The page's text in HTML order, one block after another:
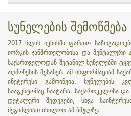
სუნელების შემოწმება
2017 წლის ივნისში ფართო
იორკის ჯანმრთელობისა და მენტალური
საქართველოდან შეტანილ სუნელებში
აღმოჩენის შესახებ. ამ ინფორმაციამ
ინეტერესი გამოიწვია. სუნელების
სააგენტომაც ჩაატარა. საქართველოსა
დეტალური შედეგები, სხვა
შეგიძლიათ იხილოთ ამბმულზე.